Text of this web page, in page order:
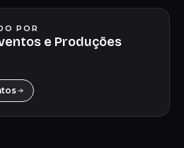
POR
e Produções